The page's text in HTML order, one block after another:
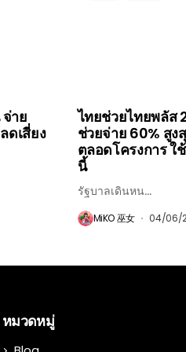
าย
ดเสี่ยง
ไทยช่วยไทยพลัส
ช่วยจ่าย 60% สู
ตลอดโครงการ ใ
นี้
รัฐบาลเดินหน...
MiKO 巫女 04/06/
หมวดหมู่